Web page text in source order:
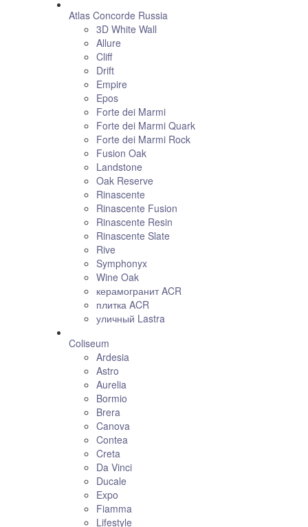
Atlas Concorde Russia
3D White Wall
Allure
Cliff
Drift
Empire
Epos
Forte dei Marmi
Forte dei Marmi Quark
Forte dei Marmi Rock
Fusion Oak
Landstone
Oak Reserve
Rinascente
Rinascente Fusion
Rinascente Resin
Rinascente Slate
Rive
Symphonyx
Wine Oak
керамогранит ACR
плитка ACR
уличный Lastra
Coliseum
Ardesia
Astro
Aurelia
Bormio
Brera
Canova
Contea
Creta
Da Vinci
Ducale
Expo
Fiamma
Lifestyle